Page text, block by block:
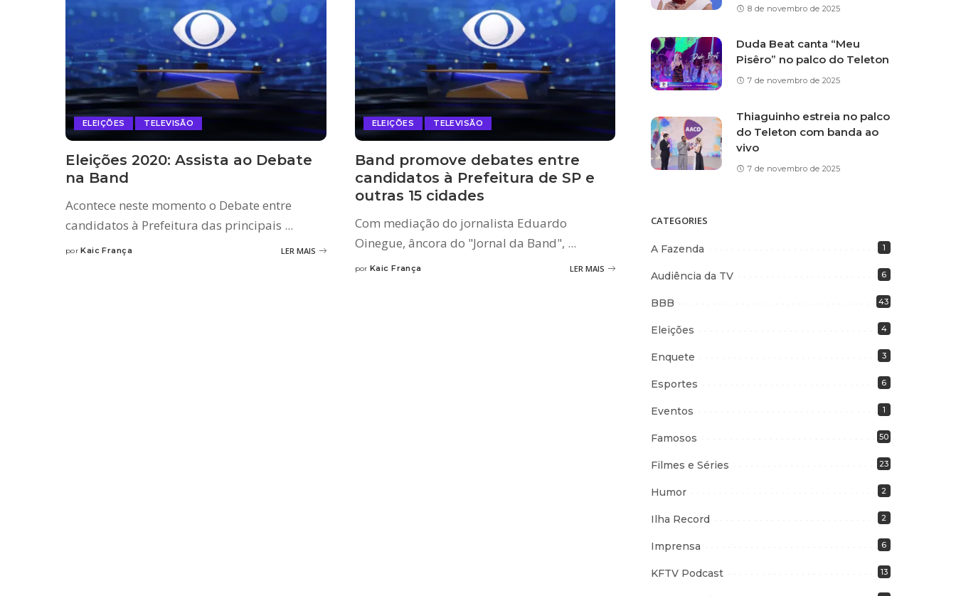
ELEIÇÕES TELEVISÃO
Eleições 2020: Assista ao Debate
na Band
Acontece neste momento o Debate entre
candidatos à Prefeitura das principais ...
Posted
por Kaic França LER MAIS
ELEIÇÕES TELEVISÃO
Band promove debates entre
candidatos à Prefeitura de SP e
outras 15 cidades
Com mediação do jornalista Eduardo
Oinegue, âncora do "Jornal da Band", ...
Posted
por Kaic França LER MAIS
8 de novembro de 2025
Duda Beat canta “Meu
Pisêro” no palco do Teleton
7 de novembro de 2025
Thiaguinho estreia no palco
do Teleton com banda ao
vivo
7 de novembro de 2025
CATEGORIES
A Fazenda 1
Audiência da TV 6
BBB 43
Eleições 4
Enquete 3
Esportes 6
Eventos 1
Famosos 50
Filmes e Séries 23
Humor 2
Ilha Record 2
Imprensa 6
KFTV Podcast 13